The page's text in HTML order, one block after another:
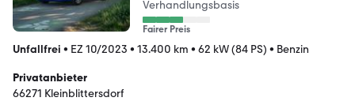
Verhandlungsbasis
Fairer Preis
Unfallfrei • EZ 10/2023 • 13.400 km • 62 kW (84 PS) • Benzin
Privatanbieter
66271 Kleinblittersdorf